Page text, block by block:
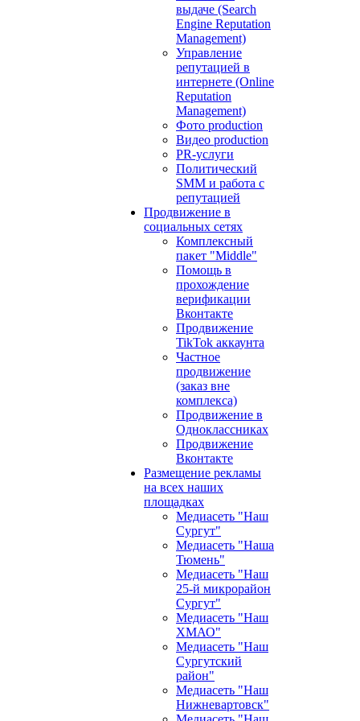
выдаче (Search
Engine Reputation
Management)
Управление
репутацией в
интернете (Online
Reputation
Management)
Фото production
Видео production
PR-услуги
Политический
SMM и работа с
репутацией
Продвижение в
социальных сетях
Комплексный
пакет "Middle"
Помощь в
прохождение
верификации
Вконтакте
Продвижение
TikTok аккаунта
Частное
продвижение
(заказ вне
комплекса)
Продвижение в
Одноклассниках
Продвижение
Вконтакте
Размещение рекламы
на всех наших
площадках
Медиасеть "Наш
Сургут"
Медиасеть "Наша
Тюмень"
Медиасеть "Наш
25-й микрорайон
Сургут"
Медиасеть "Наш
ХМАО"
Медиасеть "Наш
Сургутский
район"
Медиасеть "Наш
Нижневартовск"